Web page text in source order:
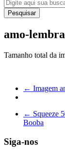
Pesquisar
amo-
Tamanho total da
← Imagem
← Squeeze
Booba
Siga-nos